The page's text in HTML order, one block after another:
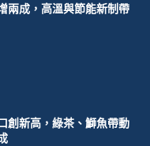
兩成，高溫與節能新制帶
創新高，綠茶、鰤魚帶動